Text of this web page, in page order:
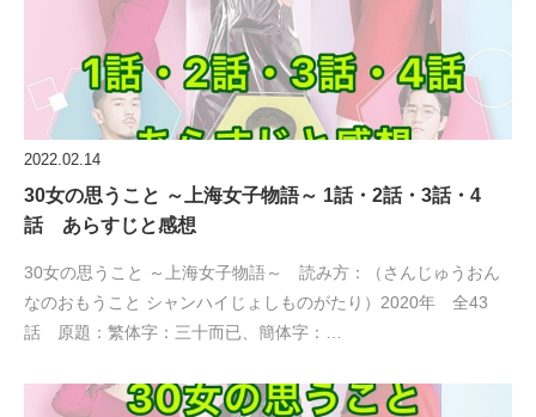
2022.02.14
30女の思うこと ～上海女子物語～ 1話・2話・3話・4
話 あらすじと感想
30女の思うこと ～上海女子物語～ 読み方：（さんじゅうおん
なのおもうこと シャンハイじょしものがたり）2020年 全43
話 原題：繁体字：三十而已、簡体字：…